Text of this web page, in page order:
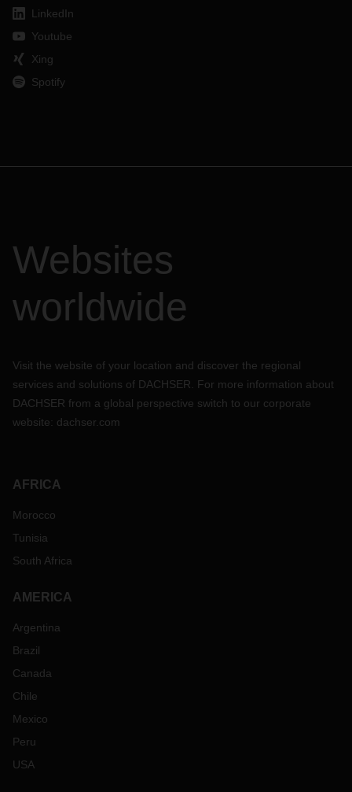
LinkedIn
Youtube
Xing
Spotify
Websites
worldwide
Visit the website of your location and discover the regional
services and solutions of DACHSER. For more information about
DACHSER from a global perspective switch to our corporate
website: dachser.com
AFRICA
Morocco
Tunisia
South Africa
AMERICA
Argentina
Brazil
Canada
Chile
Mexico
Peru
USA